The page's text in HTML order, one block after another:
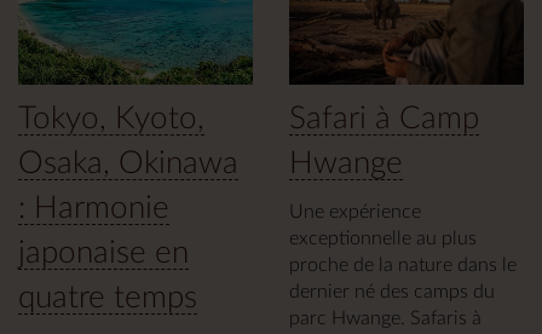
Tokyo, Kyoto,
Osaka, Okinawa
: Harmonie
japonaise en
quatre temps
Safari à Camp
Hwange
Une expérience
exceptionnelle au plus
proche de la nature dans le
dernier né des camps du
parc Hwange. Safaris à